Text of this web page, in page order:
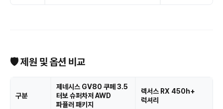
🛡 제원 및 옵션 비교
구분
제네시스 GV80 쿠페 3.5
터보 슈퍼차저 AWD
파퓰러 패키지
렉서스 RX 450h+
럭셔리